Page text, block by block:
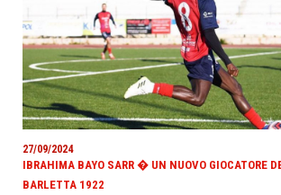
27/09/2024
IBRAHIMA BAYO SARR � UN NUOVO GIOCATORE
BARLETTA 1922